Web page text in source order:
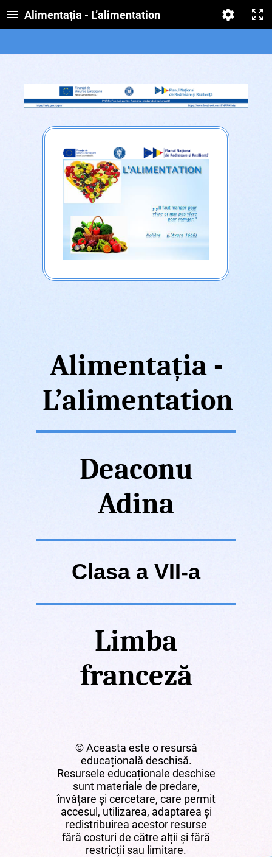
Alimentația - L’alimentation
Alimentația -
L’alimentation
Deaconu
Adina
Clasa a VII-a
Limba
franceză
© Aceasta este o resursă
educațională deschisă.
Resursele educaționale deschise
sunt materiale de predare,
învățare și cercetare, care permit
accesul, utilizarea, adaptarea și
redistribuirea acestor resurse
fără costuri de către alții și fără
restricții sau limitare.